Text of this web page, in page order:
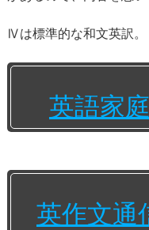
Ⅳは標準的な和文英訳。
英語家
英作文通